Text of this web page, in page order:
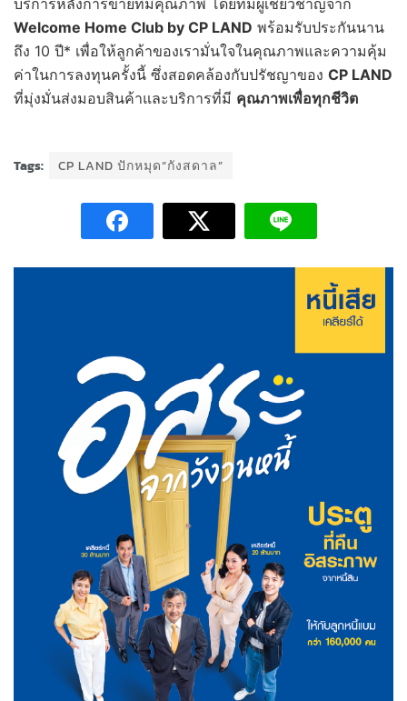
บริการหลังการขายที่มีคุณภาพ โดยทีมผู้เชี่ยวชาญจาก
Welcome Home Club by CP LAND พร้อมรับประกันนาน
ถึง 10 ปี* เพื่อให้ลูกค้าของเรามั่นใจในคุณภาพและความคุ้ม
ค่าในการลงทุนครั้งนี้ ซึ่งสอดคล้องกับปรัชญาของ CP LAND
ที่มุ่งมั่นส่งมอบสินค้าและบริการที่มี คุณภาพเพื่อทุกชีวิต
Tags: CP LAND ปักหมุด“กังสดาล”